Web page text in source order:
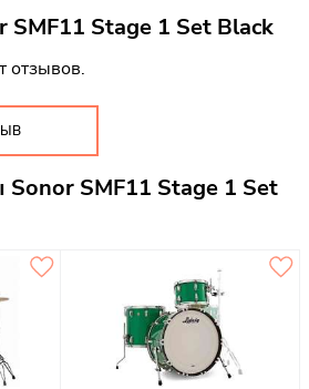
SMF11 Stage 1 Set Black
отзывов.
SMF11 Stage 1 Set